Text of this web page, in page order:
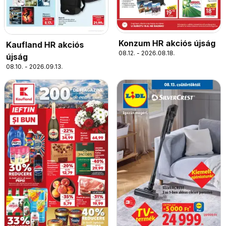
Kaufland HR akciós
újság
08.10. - 2026.09.13.
Konzum HR akciós újság
08.12. - 2026.08.18.